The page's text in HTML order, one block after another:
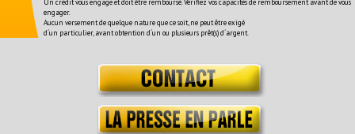
Un crédit vous engage et doit être remboursé. Vérifiez vos capacités de remboursement avant de vous
engager.
Aucun versement de quelque nature que ce soit, ne peut être exigé
d´un particulier, avant obtention d´un ou plusieurs prêt(s) d´argent.